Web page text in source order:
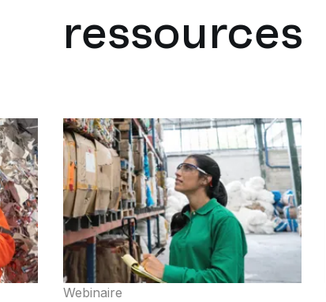
ressources
Webinaire